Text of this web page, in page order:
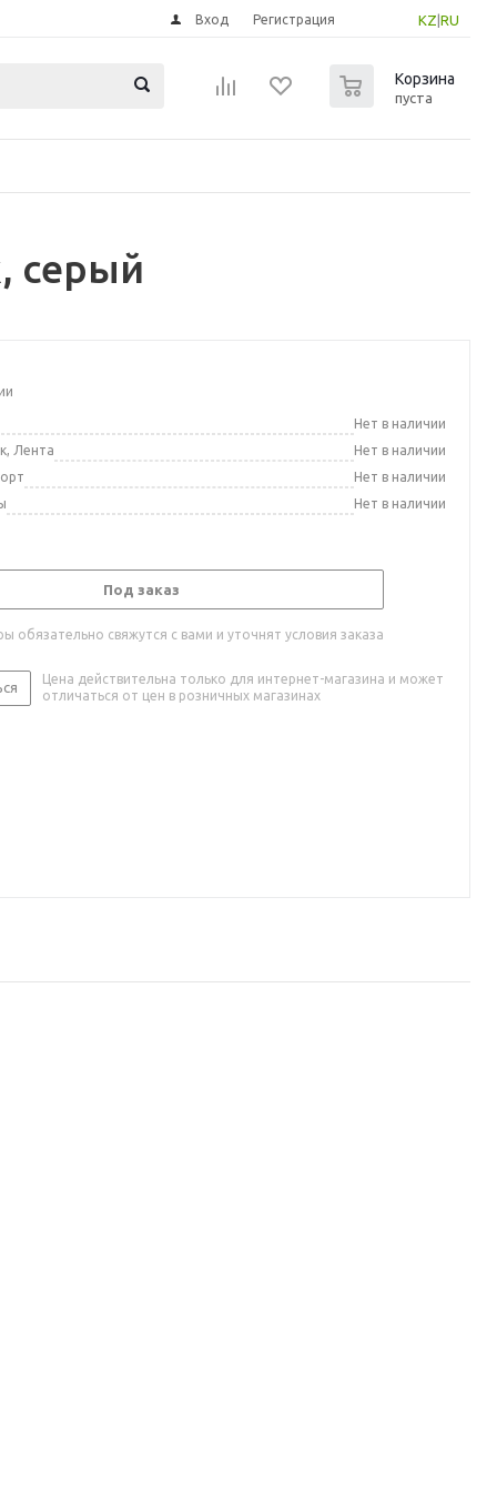
KZ RU
Вход Регистрация
Корзина
пуста
серый
Нет в наличии
Лента
Нет в наличии
Нет в наличии
Нет в наличии
Под заказ
обязательно свяжутся с вами и уточнят условия заказа
Цена действительна только для интернет-магазина и может
отличаться от цен в розничных магазинах